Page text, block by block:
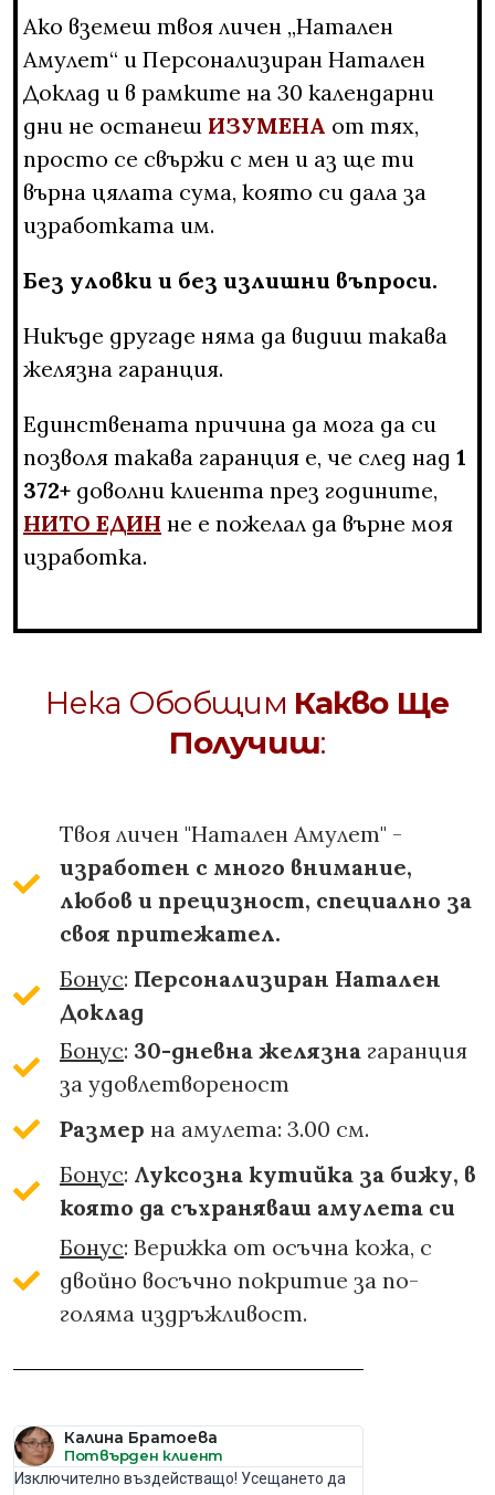
Ако вземеш твоя личен „Натален
Амулет“ и Персонализиран Натален
Доклад и в рамките на 30 календарни
дни не останеш ИЗУМЕНА от тях,
просто се свържи с мен и аз ще ти
върна цялата сума, която си дала за
изработката им.
Без уловки и без излишни въпроси.
Никъде другаде няма да видиш такава
желязна гаранция.
Единствената причина да мога да си
позволя такава гаранция е, че след над 1
372+ доволни клиента през годините,
НИТО ЕДИН не е пожелал да върне моя
изработка.
Нека Обобщим Какво Ще
Получиш:
Твоя личен "Натален Амулет" -
изработен с много внимание,
любов и прецизност, специално за
своя притежател.
Бонус: Персонализиран Натален
Доклад
Бонус: 30-дневна желязна гаранция
за удовлетвореност
Размер на амулета: 3.00 см.
Бонус: Луксозна кутийка за бижу, в
която да съхраняваш амулета си
Бонус: Верижка от осъчна кожа, с
двойно восъчно покритие за по-
голяма издръжливост.
Калина Братоева
Потвърден клиент
Изключително въздействащо! Усещането да